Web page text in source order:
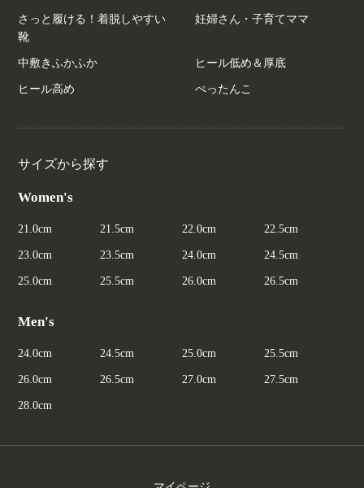
さっと履ける！着脱しやすい
靴
妊婦さん・子育てママ
中敷きふかふか ヒール低め＆厚底
ヒール高め ぺったんこ
サイズから探す
Women's
21.0cm 21.5cm 22.0cm 22.5cm
23.0cm 23.5cm 24.0cm 24.5cm
25.0cm 25.5cm 26.0cm 26.5cm
Men's
24.0cm 24.5cm 25.0cm 25.5cm
26.0cm 26.5cm 27.0cm 27.5cm
28.0cm